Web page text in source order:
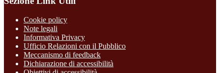
Cookie policy
Note legali
Informativa Privacy
Ufficio Relazioni con il Pubblico
Meccanismo di feedback
Dichiarazione di accessibilità